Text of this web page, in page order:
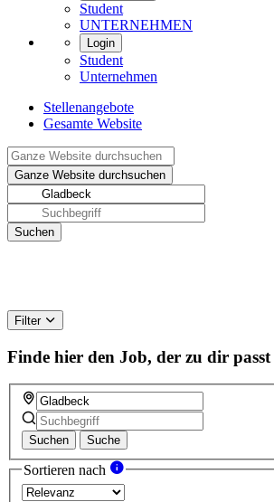
Student
UNTERNEHMEN
Login
Student
Unternehmen
Stellenangebote
Gesamte Website
Filter
Finde hier den Job, der zu dir passt
Suchen Suche
Sortieren nach